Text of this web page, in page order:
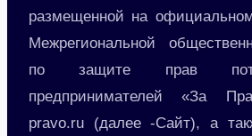
размещенной на
Межрегиональной
по защите прав
предпринимателей «За
pravo.ru (далее -Сайт), а